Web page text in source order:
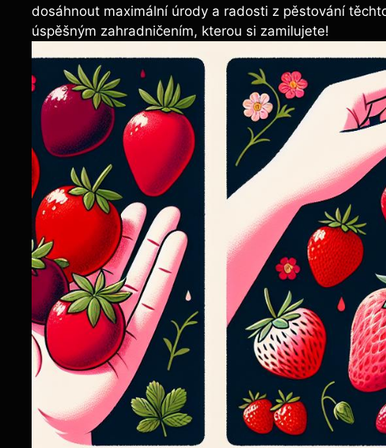
dosáhnout maximální úrody a radosti z pěstování
úspěšným zahradničením, kterou si zamilujete!